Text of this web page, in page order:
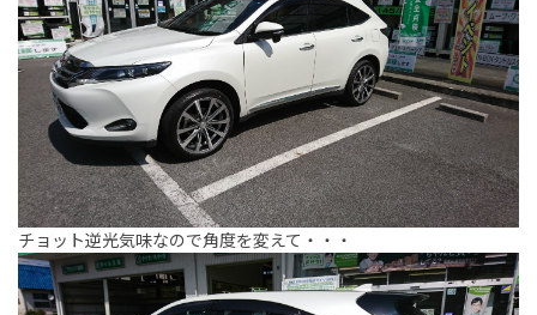
チョット逆光気味なので角度を変えて・・・